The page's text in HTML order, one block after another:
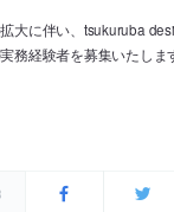
大に伴い、tsukuruba
務経験者を募集いたしま